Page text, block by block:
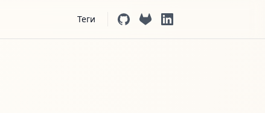
Теги